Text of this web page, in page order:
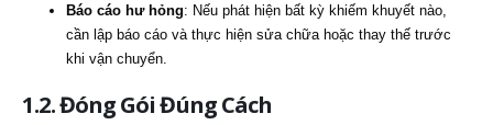
Báo cáo hư hỏng: Nếu phát hiện bất kỳ khiếm khuyết nào,
cần lập báo cáo và thực hiện sửa chữa hoặc thay thế trước
khi vận chuyển.
1.2. Đóng Gói Đúng Cách